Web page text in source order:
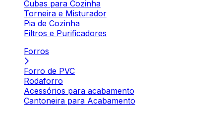
Cubas para Cozinha
Torneira e Misturador
Pia de Cozinha
Filtros e Purificadores
Forros
Forro de PVC
Rodaforro
Acessórios para acabamento
Cantoneira para Acabamento